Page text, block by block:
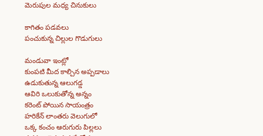
మెరుపుల మధ్య చినుకులు
కాగితం పడవలు
పంచుకున్న చిల్లుల గొడుగులు
మండువా ఇంట్లో
కుంపటి మీద కాల్చిన అప్పడాలు
ఉడుకుతున్న ఆలుగడ్డ
ఆవిరి ఒలుకుతోన్న అన్నం
కరెంట్ పోయిన సాయంత్రం
హరికేన్ లాంతరు వెలుగులో
ఒక్క కంచం ఆరుగురు పిల్లలు